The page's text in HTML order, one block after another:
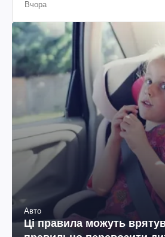
Вчора
Авто
Ці правила можуть